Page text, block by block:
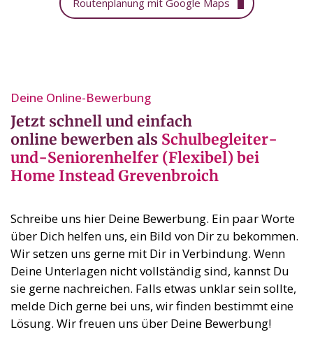
Routenplanung mit Google Maps
Deine Online-Bewerbung⁣
Jetzt schnell und einfach
online bewerben als Schulbegleiter-
und-Seniorenhelfer (Flexibel) bei
Home Instead Grevenbroich
Schreibe uns hier Deine Bewerbung. Ein paar Worte
über Dich helfen uns, ein Bild von Dir zu bekommen.
Wir setzen uns gerne mit Dir in Verbindung. Wenn
Deine Unterlagen nicht vollständig sind, kannst Du
sie gerne nachreichen. Falls etwas unklar sein sollte,
melde Dich gerne bei uns, wir finden bestimmt eine
Lösung. Wir freuen uns über Deine Bewerbung!